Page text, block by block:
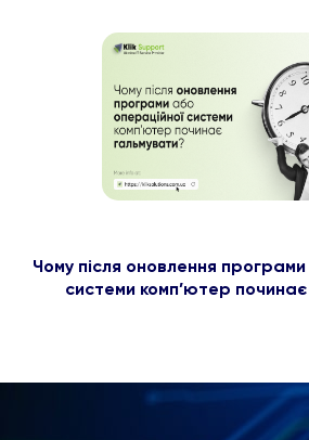
Чому після оновлення
системи комп’ютер